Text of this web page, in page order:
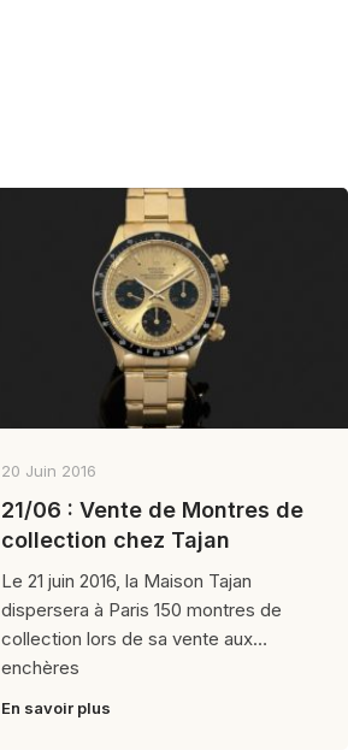
20 Juin 2016
21/06 : Vente de Montres de
collection chez Tajan
Le 21 juin 2016, la Maison Tajan
dispersera à Paris 150 montres de
collection lors de sa vente aux
enchères
En savoir plus